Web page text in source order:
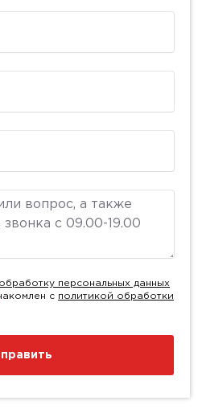
обработку персональных данных
с политикой обработки